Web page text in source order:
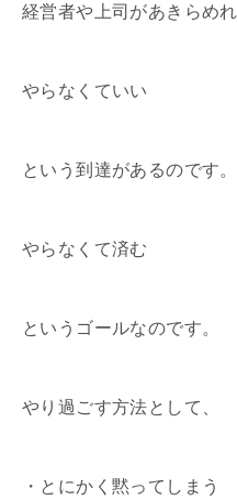
経営者や上司があきらめ
やらなくていい
という到達があるのです。
やらなくて済む
というゴールなのです。
やり過ごす方法として、
・とにかく黙ってしまう